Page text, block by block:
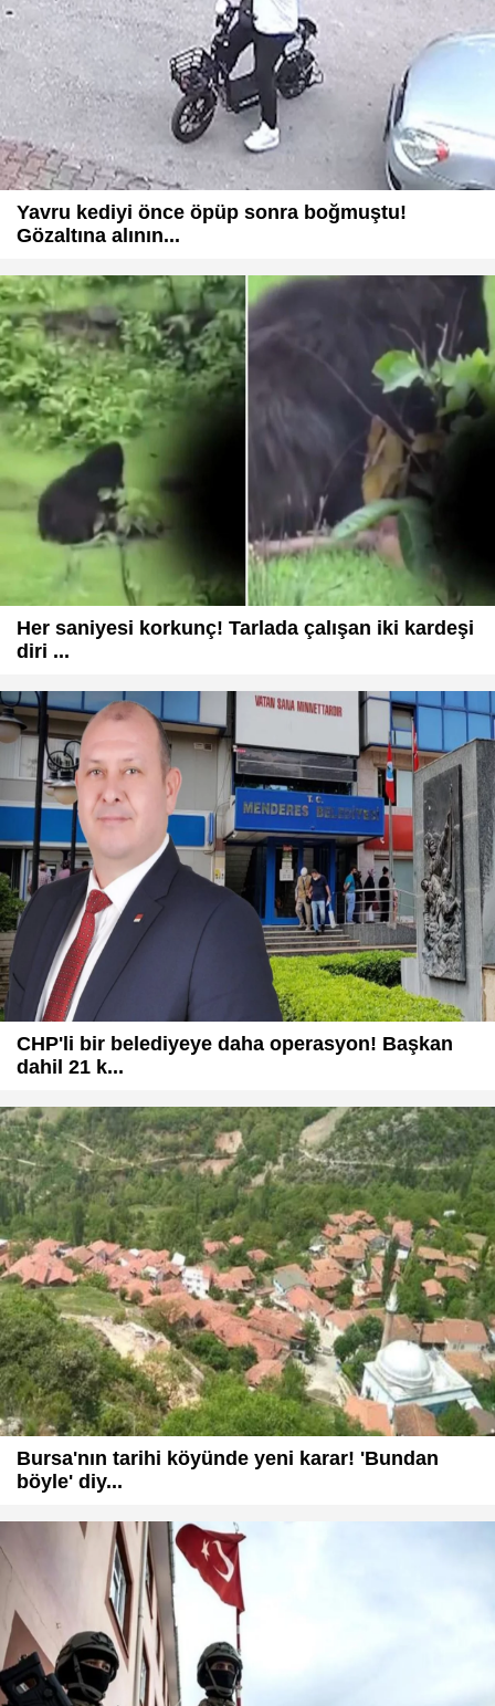
Yavru kediyi önce öpüp sonra boğmuştu!
Gözaltına alının...
Her saniyesi korkunç! Tarlada çalışan iki kardeşi
diri ...
CHP'li bir belediyeye daha operasyon! Başkan
dahil 21 k...
Bursa'nın tarihi köyünde yeni karar! 'Bundan
böyle' diy...